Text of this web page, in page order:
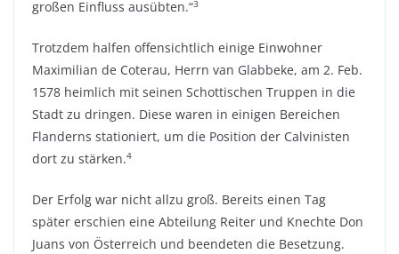
großen Einfluss ausübten.“3
Trotzdem halfen offensichtlich einige Einwohner
Maximilian de Coterau, Herrn van Glabbeke, am 2. Feb.
1578 heimlich mit seinen Schottischen Truppen in die
Stadt zu dringen. Diese waren in einigen Bereichen
Flanderns stationiert, um die Position der Calvinisten
dort zu stärken.4
Der Erfolg war nicht allzu groß. Bereits einen Tag
später erschien eine Abteilung Reiter und Knechte Don
Juans von Österreich und beendeten die Besetzung.